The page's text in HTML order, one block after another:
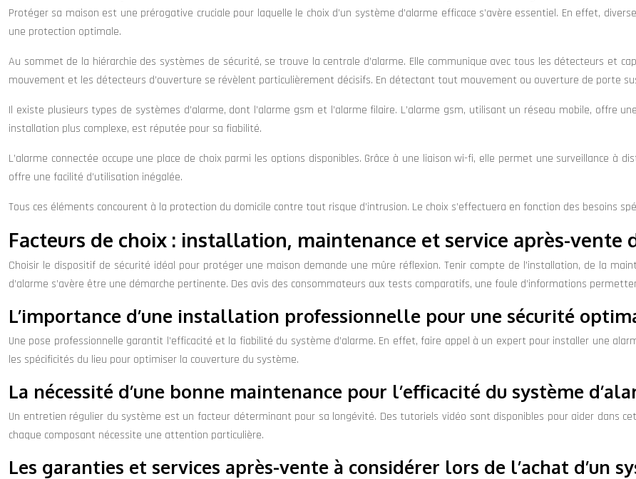
Protéger sa maison est une prérogative cruciale pour laquelle le choix d’un système d’alarme efficace s’avère essentiel. En effet,
une protection optimale.
Au sommet de la hiérarchie des systèmes de sécurité, se trouve la centrale d’alarme. Elle communique avec tous les détecteurs et
mouvement et les détecteurs d’ouverture se révèlent particulièrement décisifs. En détectant tout mouvement ou ouverture de porte
Il existe plusieurs types de systèmes d’alarme, dont l’alarme gsm et l’alarme filaire. L’alarme gsm, utilisant un réseau mobile, offre
installation plus complexe, est réputée pour sa fiabilité.
L’alarme connectée occupe une place de choix parmi les options disponibles. Grâce à une liaison wi-fi, elle permet une surveillance à
offre une facilité d’utilisation inégalée.
Tous ces éléments concourent à la protection du domicile contre tout risque d’intrusion. Le choix s’effectuera en fonction des besoins
Facteurs de choix : installation, maintenance et service après-vente
Choisir le dispositif de sécurité idéal pour protéger une maison demande une mûre réflexion. Tenir compte de l’installation, de la
d’alarme s’avère être une démarche pertinente. Des avis des consommateurs aux tests comparatifs, une foule d’informations
L’importance d’une installation professionnelle pour une sécurité
Une pose professionnelle garantit l’efficacité et la fiabilité du système d’alarme. En effet, faire appel à un expert pour installer une
les spécificités du lieu pour optimiser la couverture du système.
La nécessité d’une bonne maintenance pour l’efficacité du système
Un entretien régulier du système est un facteur déterminant pour sa longévité. Des tutoriels vidéo sont disponibles pour aider dans
chaque composant nécessite une attention particulière.
Les garanties et services après-vente à considérer lors de l’achat d’un